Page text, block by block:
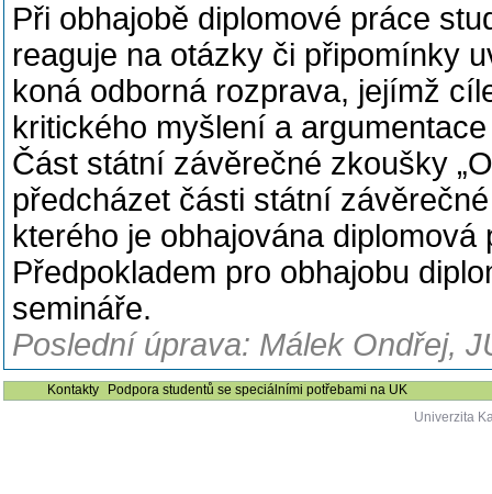
Při obhajobě diplomové práce
reaguje na otázky či připomínky
koná odborná rozprava, jejímž
kritického myšlení a
Část státní závěrečné zkoušky
předcházet části státní
kterého je obhajována diplomová
Předpokladem pro obhajobu
semináře.
Poslední úprava: Málek Ondřej,
Kontakty
Podpora studentů se speciálními potřebami na UK
Univerzita